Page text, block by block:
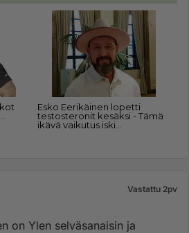
Vastattu 2pv
on Ylen selväsanaisin ja